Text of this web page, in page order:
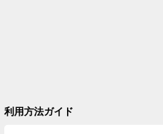
利用方法ガイド